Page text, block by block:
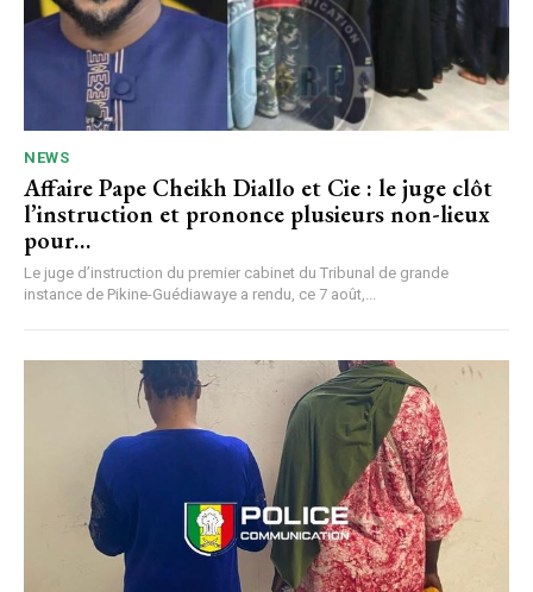
NEWS
Affaire Pape Cheikh Diallo et Cie : le juge clôt
l’instruction et prononce plusieurs non-lieux
pour…
Le juge d’instruction du premier cabinet du Tribunal de grande
instance de Pikine-Guédiawaye a rendu, ce 7 août,...